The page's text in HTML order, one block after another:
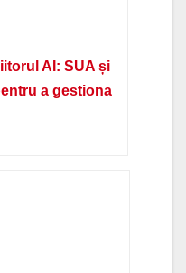
AI: SUA și
a gestiona